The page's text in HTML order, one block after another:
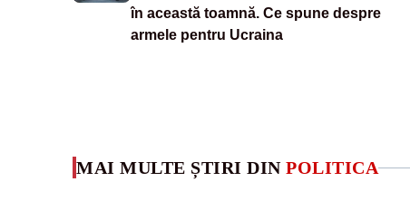
în această toamnă. Ce spune despre
armele pentru Ucraina
MAI MULTE ȘTIRI DIN POLITICA